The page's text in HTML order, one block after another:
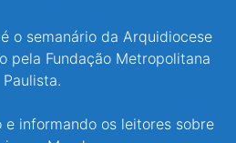
o semanário da Arquidiocese
pela Fundação Metropolitana
Paulista.
e informando os leitores sobre